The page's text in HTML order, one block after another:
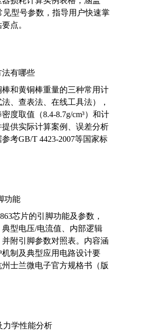
见型号参数，指导用户快速掌
点。
法有哪些
和黄铜棒重量的三种常用计
、查表法、在线工具法），
度取值（8.4-8.7g/cm³）和计
供实际计算案例、误差分析
考GB/T 4423-2007等国家标
功能
芯片的引脚功能及参数，
型电压/电流值、内部逻辑
附引脚参数对照表。内容涵
制及典型应用电路设计要
士兰微电子官方规格书（版
力学性能分析